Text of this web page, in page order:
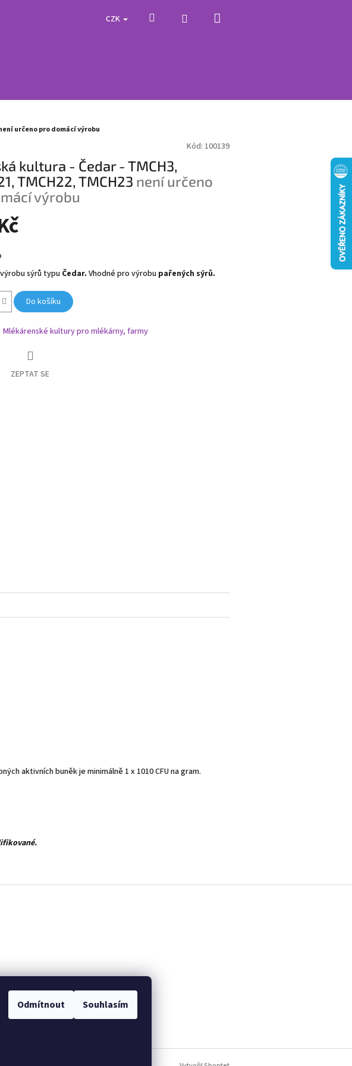
Odmítnout Souhlasím
CZK Hledat Přihlášení
určeno pro domácí výrobu
Kód: 100139
kultura - Čedar - TMCH3,
TMCH22, TMCH23 není určeno
výrobu
sýrů typu Čedar. Vhodné pro výrobu pařených sýrů.
Do košíku
Mlékárenské kultury pro mlékárny, farmy
ZEPTAT SE
aktivních buněk je minimálně 1 x 1010 CFU na gram.